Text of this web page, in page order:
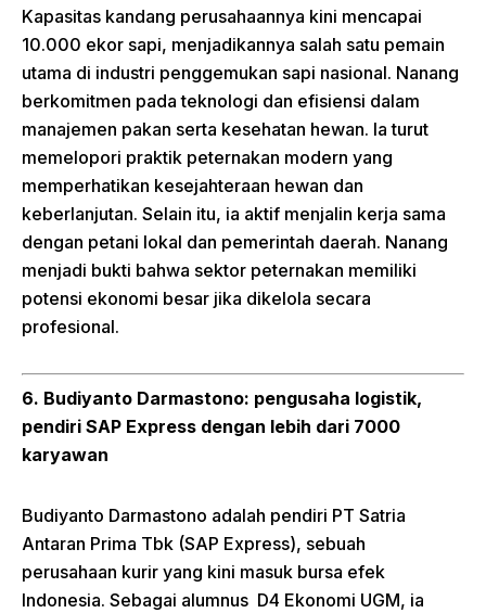
Kapasitas kandang perusahaannya kini mencapai
10.000 ekor sapi, menjadikannya salah satu pemain
utama di industri penggemukan sapi nasional. Nanang
berkomitmen pada teknologi dan efisiensi dalam
manajemen pakan serta kesehatan hewan. Ia turut
memelopori praktik peternakan modern yang
memperhatikan kesejahteraan hewan dan
keberlanjutan. Selain itu, ia aktif menjalin kerja sama
dengan petani lokal dan pemerintah daerah. Nanang
menjadi bukti bahwa sektor peternakan memiliki
potensi ekonomi besar jika dikelola secara
profesional.
6. Budiyanto Darmastono: pengusaha logistik,
pendiri SAP Express dengan lebih dari 7000
karyawan
Budiyanto Darmastono adalah pendiri PT Satria
Antaran Prima Tbk (SAP Express), sebuah
perusahaan kurir yang kini masuk bursa efek
Indonesia. Sebagai alumnus D4 Ekonomi UGM, ia